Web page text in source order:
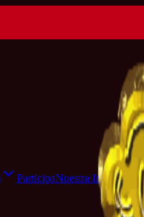
ParticipaNuestra Institución